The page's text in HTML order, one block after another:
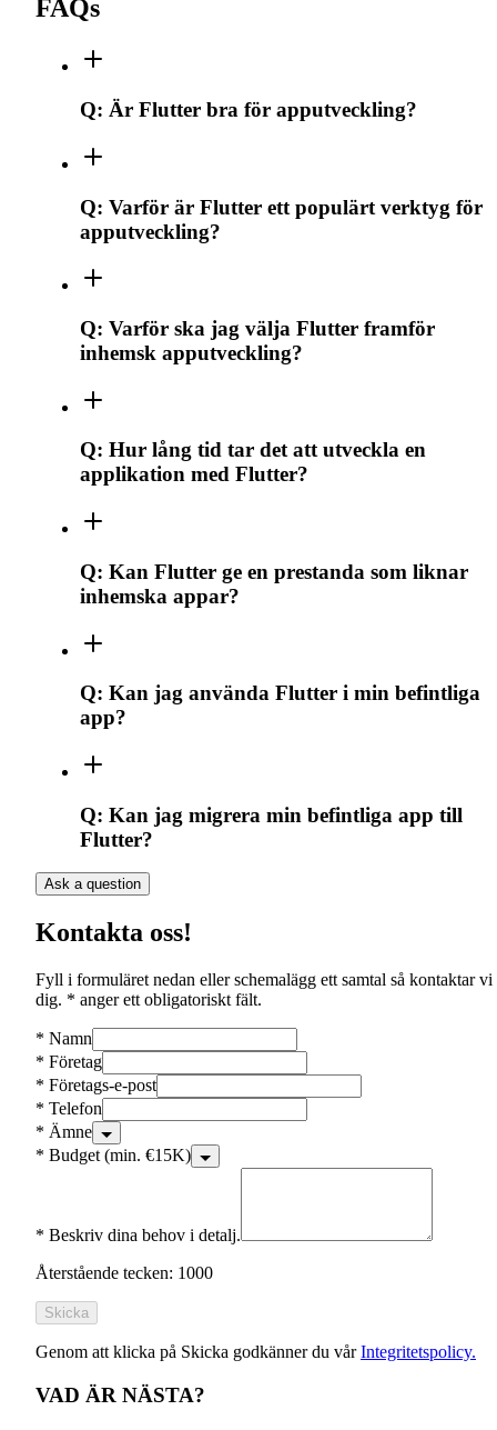
FAQs
Q: Är Flutter bra för apputveckling?
Q: Varför är Flutter ett populärt verktyg för
apputveckling?
Q: Varför ska jag välja Flutter framför
inhemsk apputveckling?
Q: Hur lång tid tar det att utveckla en
applikation med Flutter?
Q: Kan Flutter ge en prestanda som liknar
inhemska appar?
Q: Kan jag använda Flutter i min befintliga
app?
Q: Kan jag migrera min befintliga app till
Flutter?
Ask a question
Kontakta oss!
Fyll i formuläret nedan eller schemalägg ett samtal så kontaktar vi
dig. * anger ett obligatoriskt fält.
* Namn
* Företag
* Företags-e-post
* Telefon
* Ämne
* Budget (min. €15K)
* Beskriv dina behov i detalj.
Återstående tecken: 1000
Skicka
Genom att klicka på Skicka godkänner du vårIntegritetspolicy.
VAD ÄR NÄSTA?